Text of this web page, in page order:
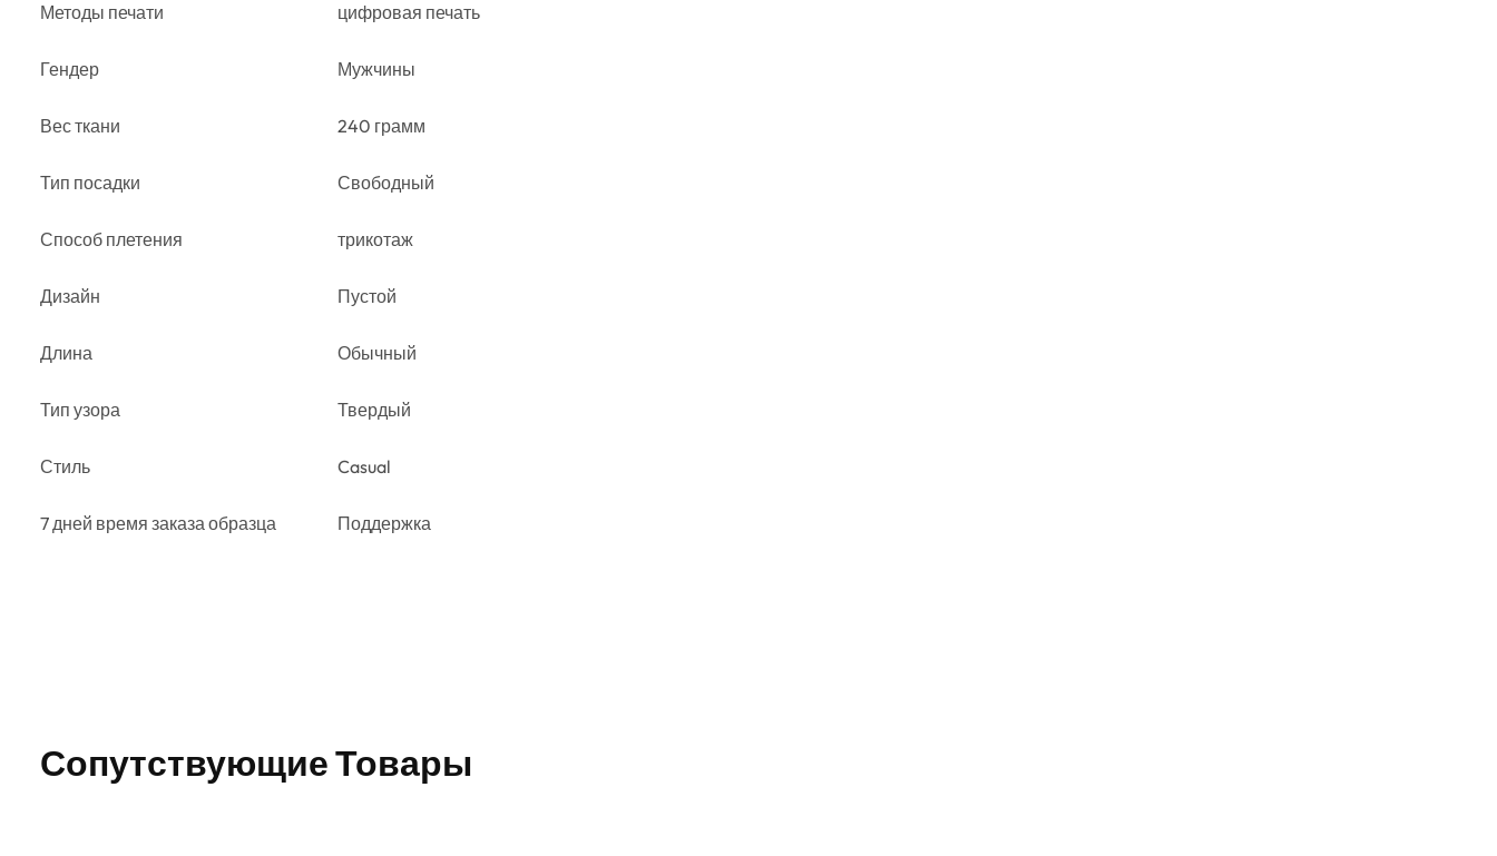
Методы печати цифровая печать
Гендер Мужчины
Вес ткани 240 грамм
Тип посадки Свободный
Способ плетения трикотаж
Дизайн Пустой
Длина Обычный
Тип узора Твердый
Стиль Casual
7 дней время заказа образца Поддержка
Сопутствующие Товары